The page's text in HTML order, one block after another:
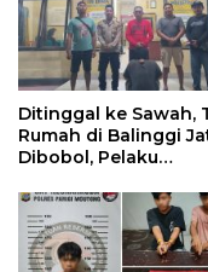
Ditinggal ke Sawah,
Rumah di Balinggi
Dibobol, Pelaku